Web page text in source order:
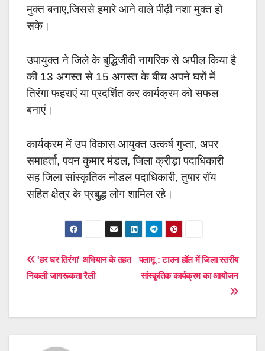
मुक्त बनाए,जिससे हमारे आने वाले पीढ़ी नशा मुक्त हो
सके।
उपायुक्त ने जिले के बुद्धिजीवी नागरिक से अपील किया है
की 13 अगस्त से 15 अगस्त के बीच अपने घरों में
तिरंगा फहराएं या प्रदर्शित कर कार्यक्रम को सफल
बनाएं।
कार्यक्रम में उप विकास आयुक्त उत्कर्ष गुप्ता, अपर
समाहर्ता, पवन कुमार मंडल, जिला क्रीड़ा पदाधिकारी
सह जिला सांस्कृतिक नोडल पदाधिकारी, तुषार रॉय
सहित क्षेत्र के प्रबुद्ध लोग शामिल रहे।
Post
navigation
पलामू : टाउन हॉल में जिला स्तरीय
सांस्कृतिक कार्यक्रम का आयोजन
'हर घर तिरंगा' अभियान के तहत
निकली जागरूकता रैली